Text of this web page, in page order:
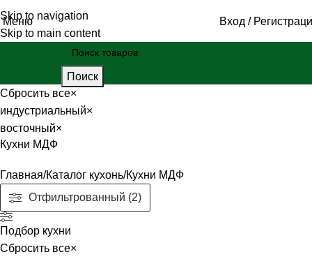
Skip to navigation
Skip to main content
Меню Вход /
Поиск
Сбросить все×
индустриальный×
восточный×
Кухни МДФ
Главная Каталог кухонь Кухни МДФ
Отфильтрованный (2)
Подбор кухни
Сбросить все×